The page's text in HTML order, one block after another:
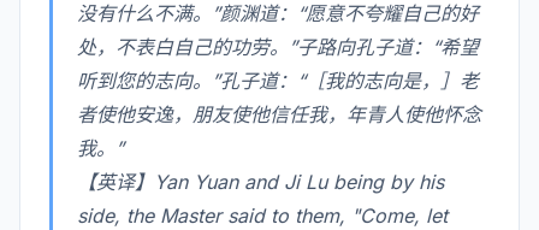
没有什么不满。”颜渊道：“愿意不夸耀自己的好
处，不表白自己的功劳。”子路向孔子道：“希望
听到您的志向。”孔子道：“［我的志向是，］老
者使他安逸，朋友使他信任我，年青人使他怀念
我。”
【英译】Yan Yuan and Ji Lu being by his
side, the Master said to them, "Come, let